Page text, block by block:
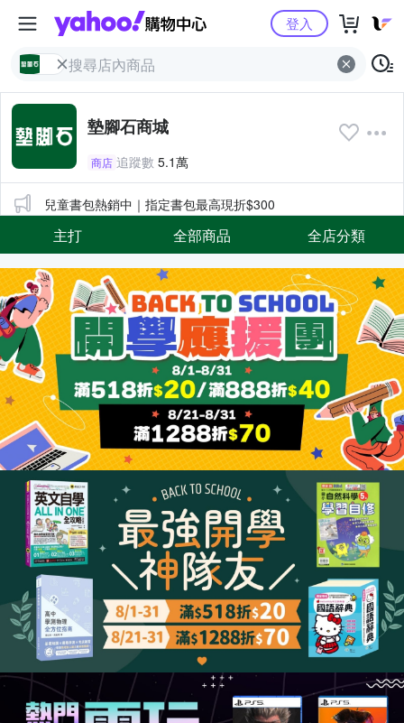
Yahoo購物中心
登入
墊腳石商城
商店 追蹤數 5.1萬
公告
兒童書包熱銷中｜指定書包最高現折$300
主打 全部商品 全店分類